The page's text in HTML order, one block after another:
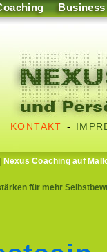
Business
KONTAKT -
Nexus Coaching auf
für mehr